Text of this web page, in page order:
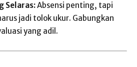
Selaras:Absensi penting, tapi
jadi tolok ukur. Gabungkan
yang adil.